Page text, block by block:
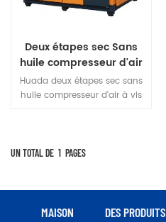
Deux étapes sec Sans
huile compresseur d'air
à vis
Huada deux étapes sec sans
huile compresseur d'air à vis
air.rotor est en de haute
corrosion, résistance aux
températures élevées,
UN TOTAL DE 1 PAGES
MAISON DES PRODUITS